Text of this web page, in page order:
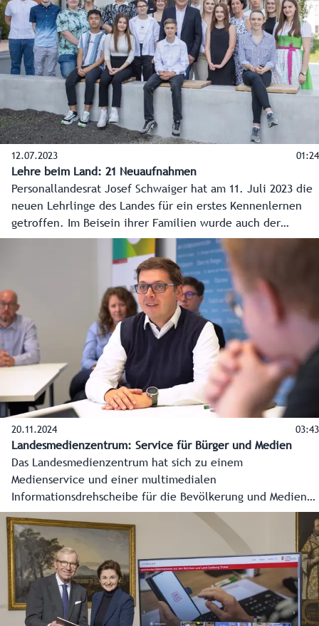
12.07.2023 01:24
Lehre beim Land: 21 Neuaufnahmen
Personallandesrat Josef Schwaiger hat am 11. Juli 2023 die
neuen Lehrlinge des Landes für ein erstes Kennenlernen
getroffen. Im Beisein ihrer Familien wurde auch der
Lehrvertrag unterzeichnet. Insgesamt sind es 21
Neuaufnahmen, die im Herbst ihre Lehre beginnen.
20.11.2024 03:43
Landesmedienzentrum: Service für Bürger und Medien
Das Landesmedienzentrum hat sich zu einem
Medienservice und einer multimedialen
Informationsdrehscheibe für die Bevölkerung und Medien
entwickelt. Damit sind die Salzburgerinnen und Salzburger
jederzeit gesichert, verlässlich und zeitnahe informiert.
Das alles in Krisenzeiten, bei Wahlen oder internationalen
Ereignissen in Salzburg, aber auch im Alltag. Hand in Hand
arbeitet die Redaktion dabei mit den anderen
Fachbereichen Marketing und Internet zusammen. Dreh
und Angelpunkt der Kommunikation sind die